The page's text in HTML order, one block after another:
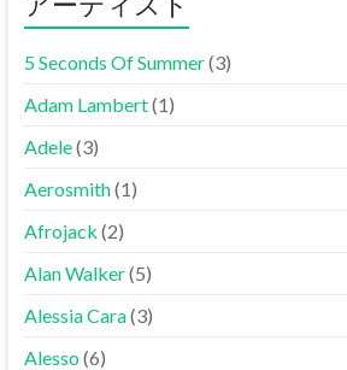
5 Seconds Of Summer(3)
Adam Lambert(1)
Adele(3)
Aerosmith(1)
Afrojack (2)
Alan Walker(5)
Alessia Cara(3)
Alesso(6)